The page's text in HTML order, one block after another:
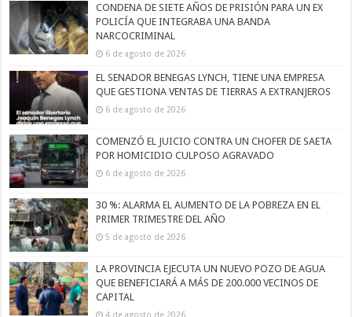
CONDENA DE SIETE AÑOS DE PRISIÓN PARA UN EX
POLICÍA QUE INTEGRABA UNA BANDA
NARCOCRIMINAL
6 de agosto de 2026
EL SENADOR BENEGAS LYNCH, TIENE UNA EMPRESA
QUE GESTIONA VENTAS DE TIERRAS A EXTRANJEROS
6 de agosto de 2026
COMENZÓ EL JUICIO CONTRA UN CHOFER DE SAETA
POR HOMICIDIO CULPOSO AGRAVADO
6 de agosto de 2026
30 %: ALARMA EL AUMENTO DE LA POBREZA EN EL
PRIMER TRIMESTRE DEL AÑO
5 de agosto de 2026
LA PROVINCIA EJECUTA UN NUEVO POZO DE AGUA
QUE BENEFICIARÁ A MÁS DE 200.000 VECINOS DE
CAPITAL
4 de agosto de 2026